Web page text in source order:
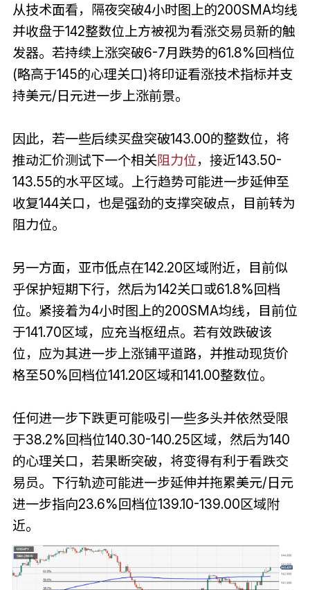
从技术面看，隔夜突破4小时图上的200SMA均线
并收盘于142整数位上方被视为看涨交易员新的触
发器。若持续上涨突破6-7月跌势的61.8%回档位
(略高于145的心理关口)将印证看涨技术指标并支
持美元/日元进一步上涨前景。
因此，若一些后续买盘突破143.00的整数位，将
推动汇价测试下一个相关阻力位，接近143.50-
143.55的水平区域。上行趋势可能进一步延伸至
收复144关口，也是强劲的支撑突破点，目前转为
阻力位。
另一方面，亚市低点在142.20区域附近，目前似
乎保护短期下行，然后为142关口或61.8%回档
位。紧接着为4小时图上的200SMA均线，目前位
于141.70区域，应充当枢纽点。若有效跌破该
位，应为其进一步上涨铺平道路，并推动现货价
格至50%回档位141.20区域和141.00整数位。
任何进一步下跌更可能吸引一些多头并依然受限
于38.2%回档位140.30-140.25区域，然后为140
的心理关口，若果断突破，将变得有利于看跌交
易员。下行轨迹可能进一步延伸并拖累美元/日元
进一步指向23.6%回档位139.10-139.00区域附
近。